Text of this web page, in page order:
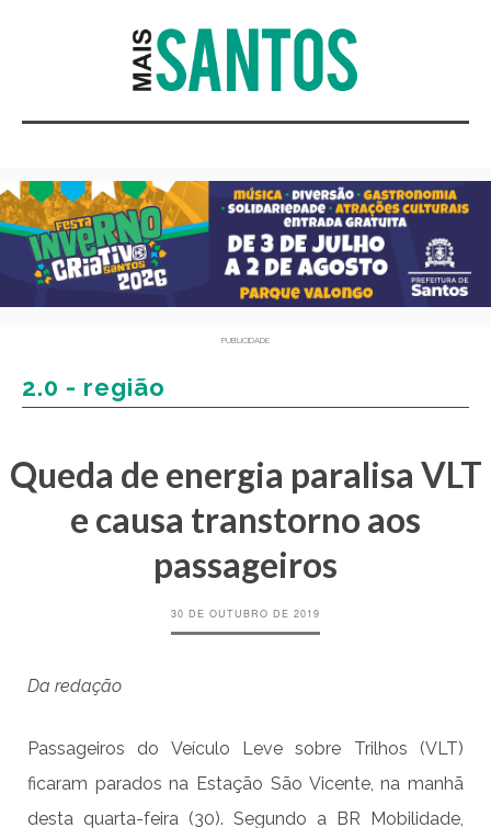
PUBLICIDADE
2.0 - região
Queda de energia paralisa VLT
e causa transtorno aos
passageiros
30 DE OUTUBRO DE 2019
Da redação
Passageiros do Veículo Leve sobre Trilhos (VLT)
ficaram parados na Estação São Vicente, na manhã
desta quarta-feira (30). Segundo a BR Mobilidade,